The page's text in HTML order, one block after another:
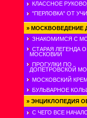
КЛАССНОЕ
"ПЕРЛОВКА" ОТ
» МОСКВОВЕДЕНИЕ
ЗНАКОМИМСЯ С
СТАРАЯ ЛЕГЕНДА О
МОСКОВИИ
ПРОГУЛКИ ПО
ДОПЕТРОВСКОЙ
МОСКОВСКИЙ
БУЛЬВАРНОЕ
» ЭНЦИКЛОПЕДИЯ
С ЧЕГО ВСЕ